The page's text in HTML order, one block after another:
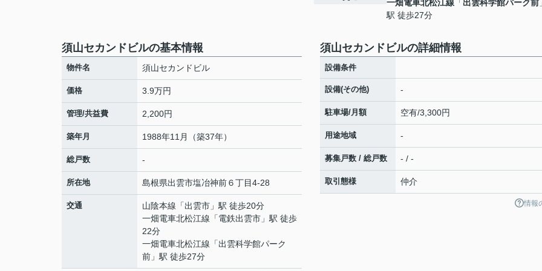
一畑電車北松江線 「 出雲科学館パーク前
駅 徒歩27分
須山セカンドビルの基本情報
物件名 須山セカンドビル
価格 3.9万円
管理/共益費 2,200円
築年月 1988年11月（築37年）
総戸数 -
所在地 島根県出雲市塩冶神前６丁目4-28
交通 山陰本線 「出雲市 」駅 徒歩20分
一畑電車北松江線 「電鉄出雲市 」駅 徒歩
22分
一畑電車北松江線 「出雲科学館パーク
前 」駅 徒歩27分
須山セカンドビルの詳細情報
設備条件
設備(その他) -
駐車場/月額 空有/3,300円
用途地域 -
募集戸数 / 総戸数 - / -
取引態様 仲介
情報